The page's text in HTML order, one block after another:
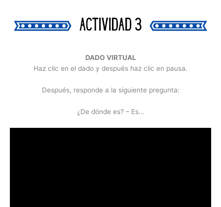
DADO VIRTUAL
Haz clic en el dado y después haz clic en pausa.
Después, responde a la siguiente pregunta:
¿De dónde es? – Es…